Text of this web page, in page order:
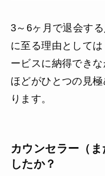
3～6ヶ月で退会す
に至る理由として
ービスに納得でき
ほどがひとつの見
ります。
カウンセラー（
したか？